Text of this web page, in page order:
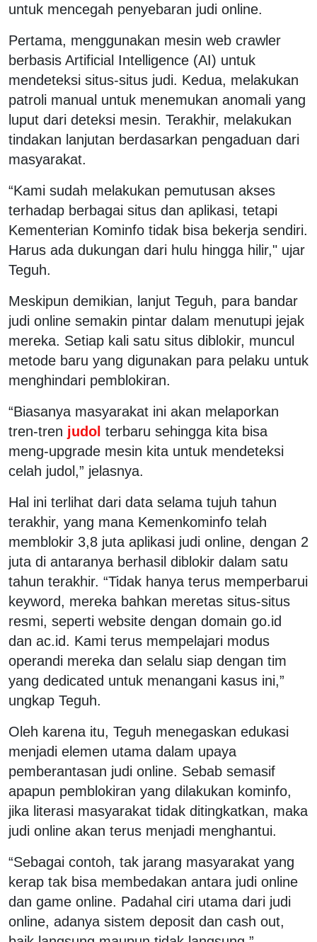
untuk mencegah penyebaran judi online.
Pertama, menggunakan mesin web crawler
berbasis Artificial Intelligence (AI) untuk
mendeteksi situs-situs judi. Kedua, melakukan
patroli manual untuk menemukan anomali yang
luput dari deteksi mesin. Terakhir, melakukan
tindakan lanjutan berdasarkan pengaduan dari
masyarakat.
“Kami sudah melakukan pemutusan akses
terhadap berbagai situs dan aplikasi, tetapi
Kementerian Kominfo tidak bisa bekerja sendiri.
Harus ada dukungan dari hulu hingga hilir," ujar
Teguh.
Meskipun demikian, lanjut Teguh, para bandar
judi online semakin pintar dalam menutupi jejak
mereka. Setiap kali satu situs diblokir, muncul
metode baru yang digunakan para pelaku untuk
menghindari pemblokiran.
“Biasanya masyarakat ini akan melaporkan
tren-tren judol terbaru sehingga kita bisa
meng-upgrade mesin kita untuk mendeteksi
celah judol,” jelasnya.
Hal ini terlihat dari data selama tujuh tahun
terakhir, yang mana Kemenkominfo telah
memblokir 3,8 juta aplikasi judi online, dengan 2
juta di antaranya berhasil diblokir dalam satu
tahun terakhir. “Tidak hanya terus memperbarui
keyword, mereka bahkan meretas situs-situs
resmi, seperti website dengan domain go.id
dan ac.id. Kami terus mempelajari modus
operandi mereka dan selalu siap dengan tim
yang dedicated untuk menangani kasus ini,”
ungkap Teguh.
Oleh karena itu, Teguh menegaskan edukasi
menjadi elemen utama dalam upaya
pemberantasan judi online. Sebab semasif
apapun pemblokiran yang dilakukan kominfo,
jika literasi masyarakat tidak ditingkatkan, maka
judi online akan terus menjadi menghantui.
“Sebagai contoh, tak jarang masyarakat yang
kerap tak bisa membedakan antara judi online
dan game online. Padahal ciri utama dari judi
online, adanya sistem deposit dan cash out,